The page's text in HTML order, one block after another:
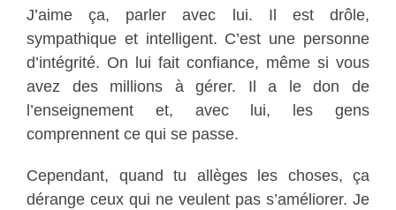
J’aime ça, parler avec lui. Il est drôle,
sympathique et intelligent. C’est une personne
d’intégrité. On lui fait confiance, même si vous
avez des millions à gérer. Il a le don de
l’enseignement et, avec lui, les gens
comprennent ce qui se passe.
Cependant, quand tu allèges les choses, ça
dérange ceux qui ne veulent pas s’améliorer. Je